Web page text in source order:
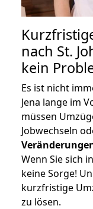
nach St.
kein
Es ist nicht
Jena lange im
müssen
Jobwechseln
Wenn Sie sich
keine Sorge!
kurzfristige
zu lösen.